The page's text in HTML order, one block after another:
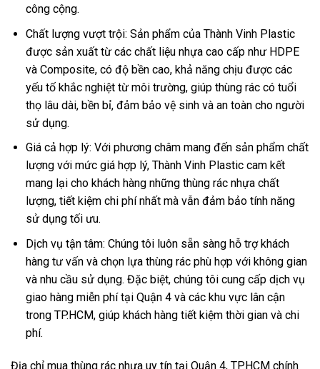
công cộng.
Chất lượng vượt trội: Sản phẩm của Thành Vinh Plastic
được sản xuất từ các chất liệu nhựa cao cấp như HDPE
và Composite, có độ bền cao, khả năng chịu được các
yếu tố khắc nghiệt từ môi trường, giúp thùng rác có tuổi
thọ lâu dài, bền bỉ, đảm bảo vệ sinh và an toàn cho người
sử dụng.
Giá cả hợp lý: Với phương châm mang đến sản phẩm chất
lượng với mức giá hợp lý, Thành Vinh Plastic cam kết
mang lại cho khách hàng những thùng rác nhựa chất
lượng, tiết kiệm chi phí nhất mà vẫn đảm bảo tính năng
sử dụng tối ưu.
Dịch vụ tận tâm: Chúng tôi luôn sẵn sàng hỗ trợ khách
hàng tư vấn và chọn lựa thùng rác phù hợp với không gian
và nhu cầu sử dụng. Đặc biệt, chúng tôi cung cấp dịch vụ
giao hàng miễn phí tại Quận 4 và các khu vực lân cận
trong TP.HCM, giúp khách hàng tiết kiệm thời gian và chi
phí.
Địa chỉ mua thùng rác nhựa uy tín tại Quận 4, TP.HCM chính